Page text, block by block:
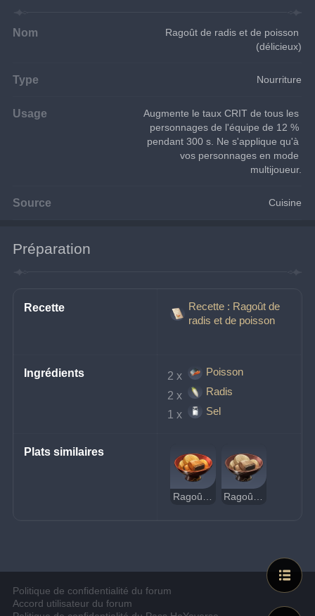
Nom
Ragoût de radis et de poisson
(délicieux)
Type Nourriture
Usage
Augmente le taux CRIT de tous les
personnages de l'équipe de 12 %
pendant 300 s. Ne s'applique qu'à
vos personnages en mode
multijoueur.
Source Cuisine
Préparation
Recette
Recette : Ragoût de
radis et de poisson
Ingrédients 2 x
Poisson
2 x
Radis
1 x
Sel
Plats similaires
Politique de confidentialité du forum
Accord utilisateur du forum